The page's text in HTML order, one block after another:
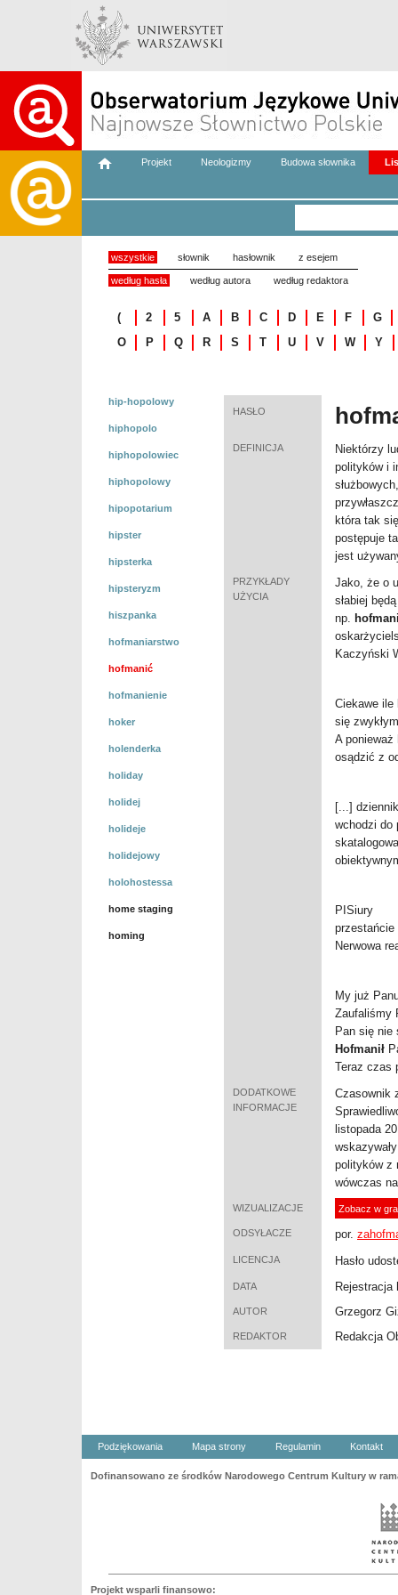
Projekt Neologizmy Budowa słownika
wszystkie słownik hasłownik z esejem
według hasła według autora według redaktora
( 2 5 A B C D E F
G
O
P Q R S T U V W Y
hip-hopolowy
hiphopolo
hiphopolowiec
hiphopolowy
hipopotarium
hipster
hipsterka
hipsteryzm
hiszpanka
hofmaniarstwo
hofmanić
hofmanienie
hoker
holenderka
holiday
holidej
holideje
holidejowy
holohostessa
home staging
homing
HASŁO
DEFINICJA
Niektórzy
polityków i
która tak
postępuje
jest
PRZYKŁADY
UŻYCIA
Jako, że o
słabiej
np.
Kaczyński
Ciekawe
się
A ponieważ
osądzić z
[...]
wchodzi do
PISiury
przestańcie
Nerwowa
My już
Zaufaliśmy
Pan się nie
Hofmanił
Teraz czas
DODATKOWE
INFORMACJE
Czasownik
listopada
polityków z
wówczas
WIZUALIZACJE Zobacz w
ODSYŁACZE por.
LICENCJA Hasło
DATA Rejestracja
AUTOR Grzegorz
REDAKTOR Redakcja
Podziękowania Mapa strony Regulamin Kontakt
Dofinansowano ze środków Narodowego Centrum Kultury w
Projekt wsparli finansowo: